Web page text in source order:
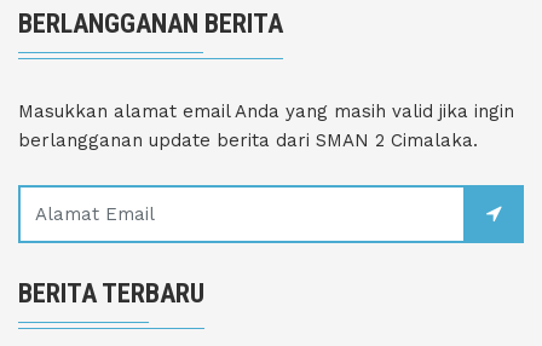
BERLANGGANAN BERITA
Masukkan alamat email Anda yang masih valid jika ingin
berlangganan update berita dari SMAN 2 Cimalaka.
BERITA TERBARU